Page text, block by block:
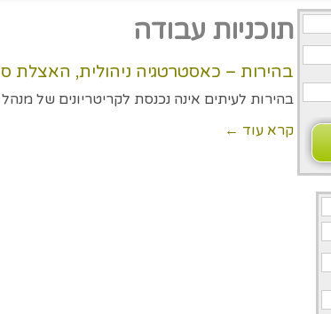
תוכניות עבודה
בהירות – כאסטרטגיה ניהולית, האצלת
בהירות לעיתים אינה נכנסת לקריטריונים של
קרא עוד ←